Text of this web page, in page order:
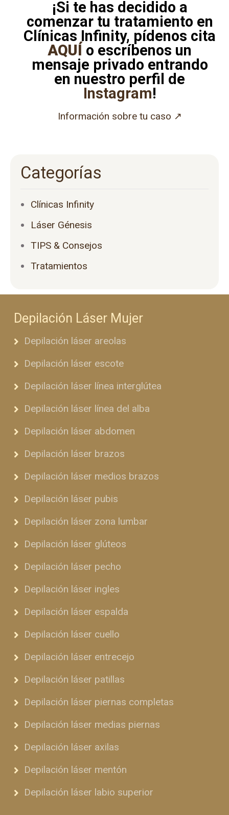
¡Si te has decidido a
comenzar tu tratamiento en
Clínicas Infinity, pídenos cita
AQUÍ o escríbenos un
mensaje privado entrando
en nuestro perfil de
Instagram!
Información sobre tu caso ↗
Categorías
Clínicas Infinity
Láser Génesis
TIPS & Consejos
Tratamientos
Depilación Láser Mujer
Depilación láser areolas
Depilación láser escote
Depilación láser línea interglútea
Depilación láser línea del alba
Depilación láser abdomen
Depilación láser brazos
Depilación láser medios brazos
Depilación láser pubis
Depilación láser zona lumbar
Depilación láser glúteos
Depilación láser pecho
Depilación láser ingles
Depilación láser espalda
Depilación láser cuello
Depilación láser entrecejo
Depilación láser patillas
Depilación láser piernas completas
Depilación láser medias piernas
Depilación láser axilas
Depilación láser mentón
Depilación láser labio superior